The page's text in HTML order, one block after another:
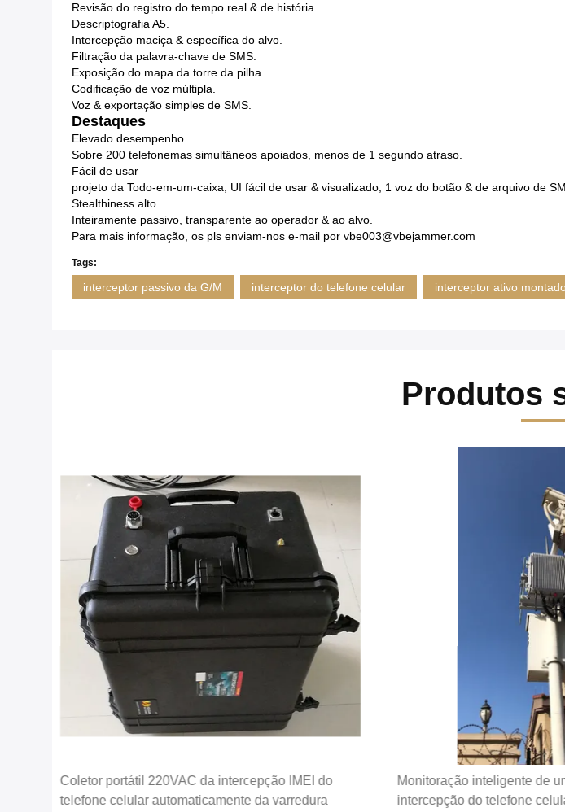
Revisão do registro do tempo real & de história
Descriptografia A5.
Intercepção maciça & específica do alvo.
Filtração da palavra-chave de SMS.
Exposição do mapa da torre da pilha.
Codificação de voz múltipla.
Voz & exportação simples de SMS.
Destaques
Elevado desempenho
Sobre 200 telefonemas simultâneos apoiados, menos de 1 segundo atraso.
Fácil de usar
projeto da Todo-em-um-caixa, UI fácil de usar & visualizado, 1 voz do botão & de arquivo de
Stealthiness alto
Inteiramente passivo, transparente ao operador & ao alvo.
Para mais informação, os pls enviam-nos e-mail por vbe003@vbejammer.com
Tags:
interceptor passivo da G/M interceptor do telefone celular interceptor ativo
Produtos
Coletor portátil 220VAC da intercepção IMEI do
telefone celular automaticamente da varredura
Monitoração inteligente de
intercepção do telefone